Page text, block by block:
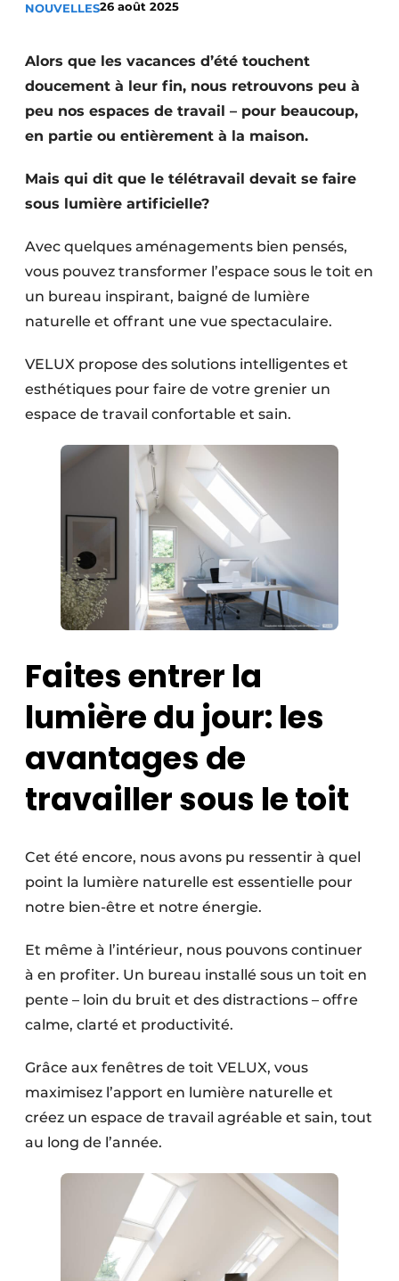
Construction bois
Contrôle d’accès
Fondations
Façades
Infrastructures souterraines et égouttage
Protection solaire
Rénovation
Sécurité incendie
Techniques ferroviaires
Travaux ferroviaires
NOUVELLES26 août 2025
Alors que les vacances d’été touchent
doucement à leur fin, nous retrouvons peu à
peu nos espaces de travail – pour beaucoup,
en partie ou entièrement à la maison.
Mais qui dit que le télétravail devait se faire
sous lumière artificielle?
Avec quelques aménagements bien pensés,
vous pouvez transformer l’espace sous le toit en
un bureau inspirant, baigné de lumière
naturelle et offrant une vue spectaculaire.
VELUX propose des solutions intelligentes et
esthétiques pour faire de votre grenier un
espace de travail confortable et sain.
Faites entrer la
lumière du jour: les
avantages de
travailler sous le toit
Cet été encore, nous avons pu ressentir à quel
point la lumière naturelle est essentielle pour
notre bien-être et notre énergie.
Et même à l’intérieur, nous pouvons continuer
à en profiter. Un bureau installé sous un toit en
pente – loin du bruit et des distractions – offre
calme, clarté et productivité.
Grâce aux fenêtres de toit VELUX, vous
maximisez l’apport en lumière naturelle et
créez un espace de travail agréable et sain, tout
au long de l’année.